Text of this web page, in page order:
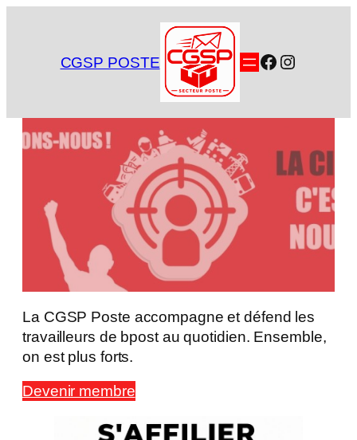
CGSP POSTE Facebook
La CGSP Poste accompagne et défend les
travailleurs de bpost au quotidien. Ensemble,
on est plus forts.
Devenir membre